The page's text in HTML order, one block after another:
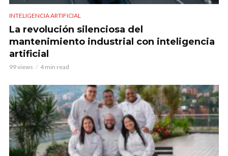
INTELIGENCIA ARTIFICIAL
La revolución silenciosa del
mantenimiento industrial con inteligencia
artificial
99 views 4 min read